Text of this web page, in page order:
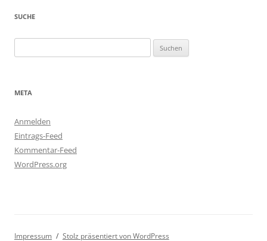
SUCHE
nach:
META
Anmelden
Eintrags-Feed
Kommentar-Feed
WordPress.org
Impressum Stolz präsentiert von WordPress